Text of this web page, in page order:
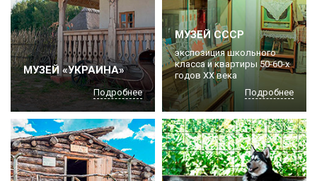
МУЗЕЙ «УКРАИНА»
Подробнее
МУЗЕЙ СССР
экспозиция школьного
класса и квартиры 50-60-х
годов ХХ века
Подробнее